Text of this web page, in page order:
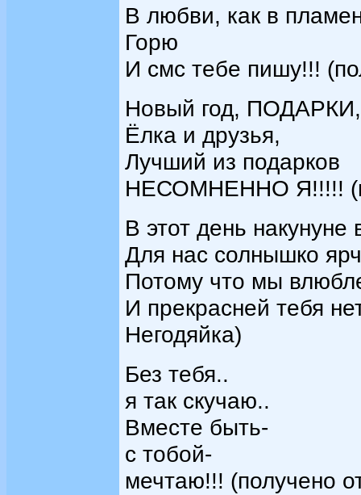
В любви, как в
Горю
И смс тебе пишу!!!
Новый год, ПОДАРКИ,
Ёлка и друзья,
Лучший из подарков
НЕСОМНЕННО Я!!!!!
В этот день накунуне
Для нас солнышко
Потому что мы
И прекрасней тебя
Негодяйка)
Без тебя..
я так скучаю..
Вместе быть-
с тобой-
мечтаю!!! (получено